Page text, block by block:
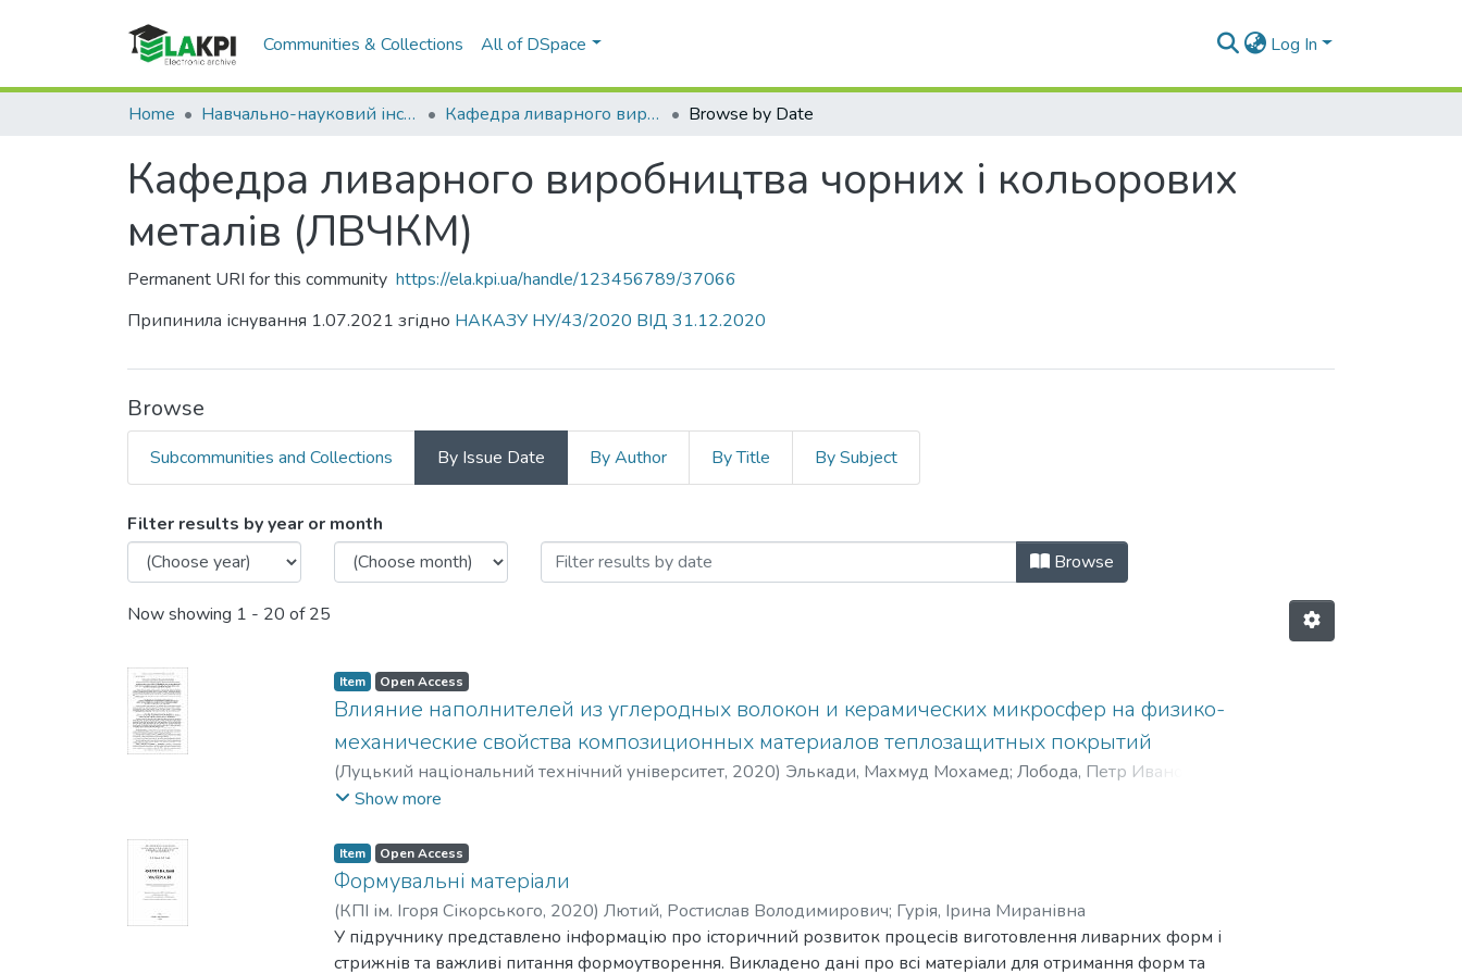
Communities & Collections All of DSpace Log In
Home Навчально-науковий інститут матеріалознавства та зварювання ім. Є.О. Патона (НН ІМЗ ім. Є.О. Патона) Кафедра ливарного виробництва чорних і кольорових металів (ЛВЧКМ) Browse by Date
Кафедра ливарного виробництва чорних і кольорових
металів (ЛВЧКМ)
Permanent URI for this community https://ela.kpi.ua/handle/123456789/37066
Припинила існування 1.07.2021 згідно НАКАЗУ НУ/43/2020 ВІД 31.12.2020
Browse
Subcommunities and Collections By Issue Date By Author By Title By Subject
Browsing Кафедра ливарного виробництва чорних і кольорових металів (ЛВЧКМ) by Issue
Filter results by year or month
Browse
Now showing 1 - 20 of 25
Item Open Access
Влияние наполнителей из углеродных волокон и керамических микросфер на физико-
механические свойства композиционных материалов теплозащитных покрытий
(Луцький національний технічний університет, 2020) Элькади, Махмуд Мохамед; Лобода, Петр Иванович
Гурия, Ирина Мирановна
Show more
Item Open Access
Формувальні матеріали
(КПІ ім. Ігоря Сікорського, 2020) Лютий, Ростислав Володимирович; Гурія, Ірина Миранівна
У підручнику представлено інформацію про історичний розвиток процесів виготовлення ливарних форм і
стрижнів та важливі питання формоутворення. Викладено дані про всі матеріали для отримання форм та